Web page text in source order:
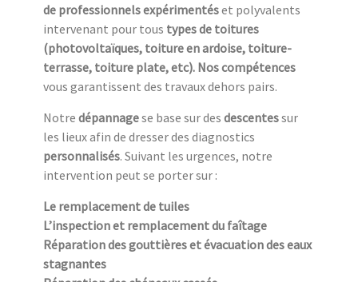
de professionnels expérimentéset polyvalents
intervenant pour tous types de toitures
(photovoltaïques, toiture en ardoise, toiture-
terrasse, toiture plate, etc). Nos compétences
vous garantissent des travaux dehors pairs.
Notre dépannagese base sur des descentessur
les lieux afin de dresser des diagnostics
personnalisés. Suivant les urgences, notre
intervention peut se porter sur :
Le remplacement de tuiles
L’inspection et remplacement du faîtage
Réparation des gouttières et évacuation des eaux
stagnantes